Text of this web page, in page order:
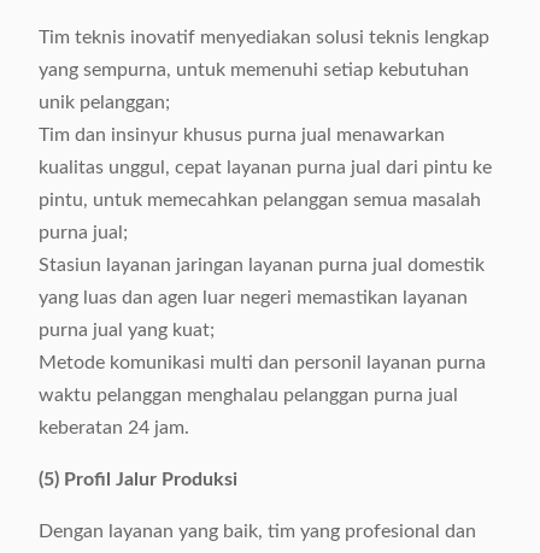
Tim teknis inovatif menyediakan solusi teknis lengkap
yang sempurna, untuk memenuhi setiap kebutuhan
unik pelanggan;
Tim dan insinyur khusus purna jual menawarkan
kualitas unggul, cepat layanan purna jual dari pintu ke
pintu, untuk memecahkan pelanggan semua masalah
purna jual;
Stasiun layanan jaringan layanan purna jual domestik
yang luas dan agen luar negeri memastikan layanan
purna jual yang kuat;
Metode komunikasi multi dan personil layanan purna
waktu pelanggan menghalau pelanggan purna jual
keberatan 24 jam.
(5) Profil Jalur Produksi
Dengan layanan yang baik, tim yang profesional dan